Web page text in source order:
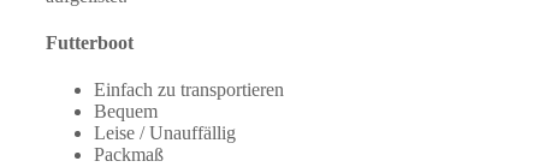
Futterboot
Einfach zu transportieren
Bequem
Leise / Unauffällig
Packmaß